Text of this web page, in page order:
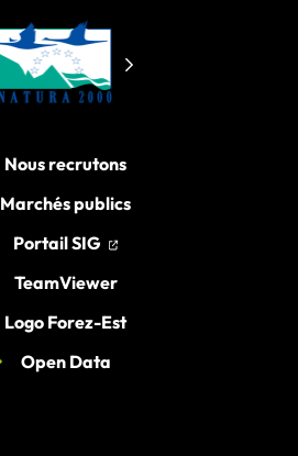
Nous recrutons
Marchés publics
Portail SIG (ouverture dans un
(ouverture dans un
TeamViewer
Logo Forez-Est
Open Data